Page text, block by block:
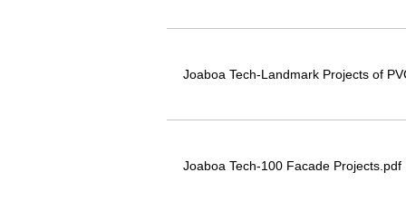
Joaboa Tech-Landmark Projects of
Joaboa Tech-100 Facade Projects.pdf